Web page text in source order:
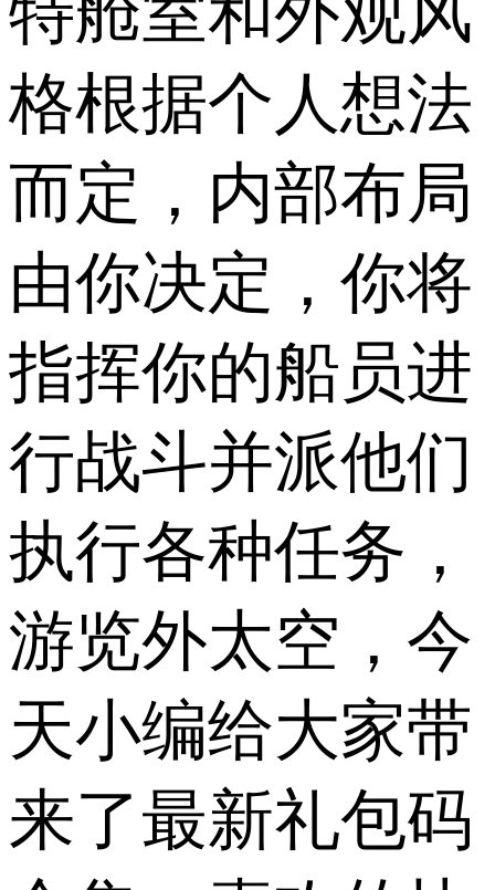
特舱室和外观风
格根据个人想法
而定，内部布局
由你决定，你将
指挥你的船员进
行战斗并派他们
执行各种任务，
游览外太空，今
天小编给大家带
来了最新礼包码